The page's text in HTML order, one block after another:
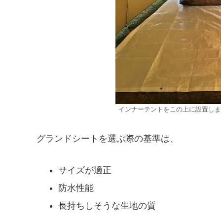
インナーテントをこの上に設置し
グランドシートを選ぶ際の基準は、
サイズが適正
防水性能
長持ちしそうな生地の質